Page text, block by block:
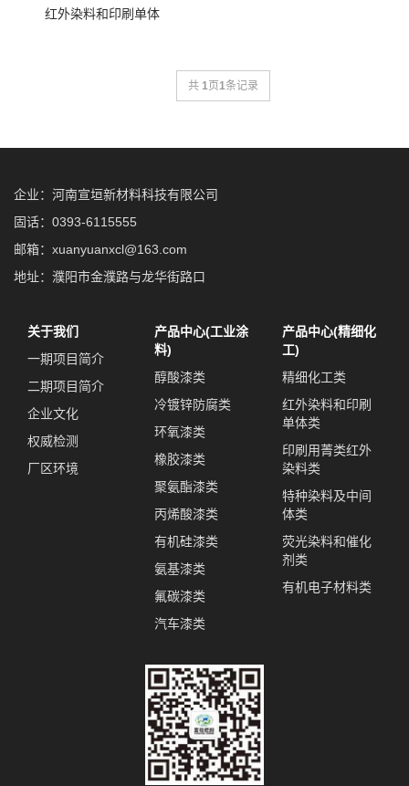
红外染料和印刷单体
共 1 页1 条记录
企业：河南宣垣新材料科技有限公司
固话：0393-6115555
邮箱：xuanyuanxcl@163.com
地址：濮阳市金濮路与龙华街路口
关于我们
一期项目简介
二期项目简介
企业文化
权威检测
厂区环境
产品中心(工业涂
料)
醇酸漆类
冷镀锌防腐类
环氧漆类
橡胶漆类
聚氨酯漆类
丙烯酸漆类
有机硅漆类
氨基漆类
氟碳漆类
汽车漆类
产品中心(精细化
工)
精细化工类
红外染料和印刷
单体类
印刷用菁类红外
染料类
特种染料及中间
体类
荧光染料和催化
剂类
有机电子材料类